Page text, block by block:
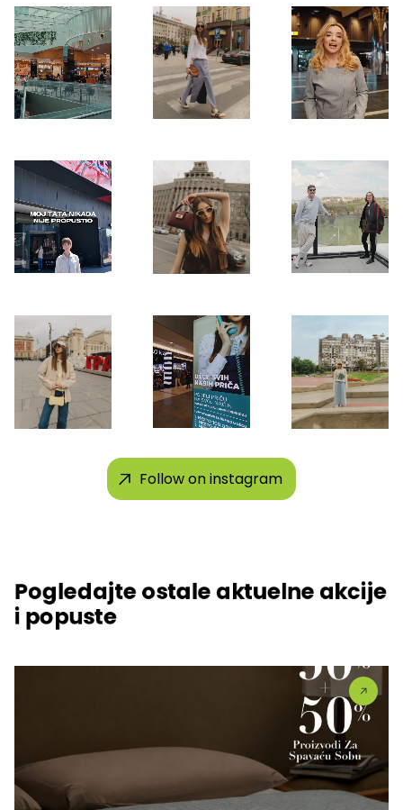
Follow on instagram
Pogledajte ostale aktuelne akcije
i popuste